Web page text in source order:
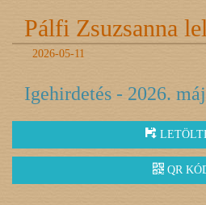
Pálfi Zsuzsanna
2026-05-11
Igehirdetés - 2026.
QR